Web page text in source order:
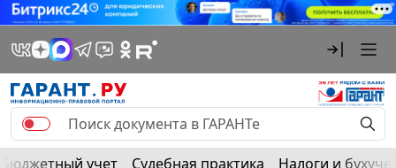
Бюджетный учет Судебная практика Налоги и